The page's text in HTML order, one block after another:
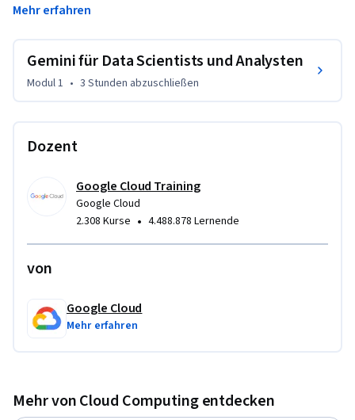
wie Sie mithilfe von Kundendaten in BigQuery Neukunden
praxisorientierten Labs erfahren Sie, wie Gemini
Datenanalysen und Workflows für Machine Learning
optimiert.
Mehr erfahren
Gemini für Data Scientists und Analysten
Modul 1 • 3 Stunden abzuschließen
Dozent
Google Cloud Training
Google Cloud
2.308 Kurse • 4.488.878 Lernende
von
Google Cloud
Mehr erfahren
Mehr von Cloud Computing entdecken